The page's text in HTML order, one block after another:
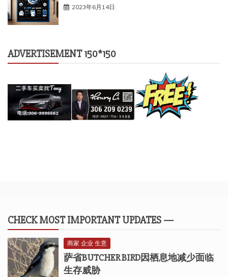
2023年6月14日
ADVERTISEMENT 150*150
CHECK MOST IMPORTANT UPDATES —
商家 企业 生意
萨省BUTCHER BIRD因栖息地减少面临
生存威胁